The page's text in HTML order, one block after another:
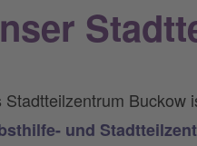
Stadtteilzentrum Buckow
und